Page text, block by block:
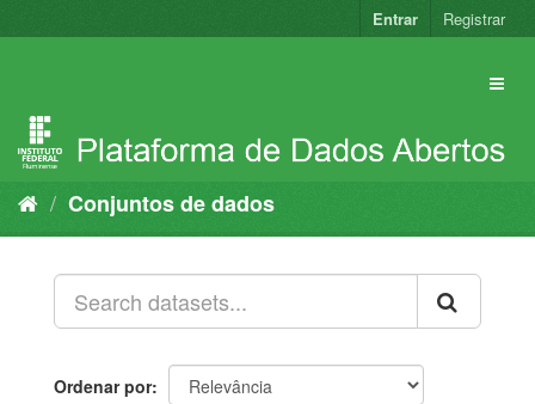
para
Entrar Registrar
Conjuntos de dados
Ordenar por